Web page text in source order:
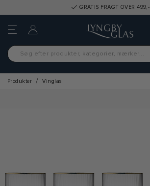
GRATIS FRAGT OVER 499,-
Produkter Vinglas